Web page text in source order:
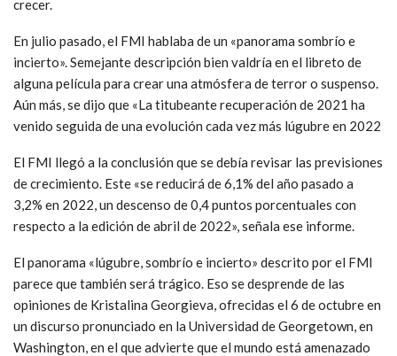
crecer.
En julio pasado, el FMI hablaba de un «panorama sombrío e
incierto». Semejante descripción bien valdría en el libreto de
alguna película para crear una atmósfera de terror o suspenso.
Aún más, se dijo que «La titubeante recuperación de 2021 ha
venido seguida de una evolución cada vez más lúgubre en 2022
El FMI llegó a la conclusión que se debía revisar las previsiones
de crecimiento. Este «se reducirá de 6,1% del año pasado a
3,2% en 2022, un descenso de 0,4 puntos porcentuales con
respecto a la edición de abril de 2022», señala ese informe.
El panorama «lúgubre, sombrío e incierto» descrito por el FMI
parece que también será trágico. Eso se desprende de las
opiniones de Kristalina Georgieva, ofrecidas el 6 de octubre en
un discurso pronunciado en la Universidad de Georgetown, en
Washington, en el que advierte que el mundo está amenazado